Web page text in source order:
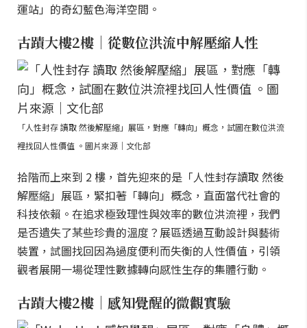
運站」的奇幻藍色海洋空間。
古蹟大樓2樓｜從數位洪流中解壓縮人性
「人性封存 讀取 然後解壓縮」展區，對應「轉向」概念，試圖在數位洪流
裡找回人性價值 。圖片來源｜文化部
拾階而上來到 2 樓，首先迎來的是「人性封存讀取 然後
解壓縮」展區，緊扣著「轉向」概念，直面當代社會的
科技依賴。在追求極致理性與效率的數位洪流裡，我們
是否遺失了某些珍貴的溫度？展區透過互動設計與藝術
裝置，試圖找回因為過度便利而失衡的人性價值，引領
觀者展開一場從理性數據轉向感性生存的集體行動。
古蹟大樓2樓｜感知覺醒的微觀實驗